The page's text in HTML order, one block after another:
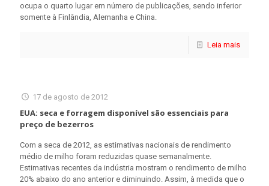
ocupa o quarto lugar em número de publicações, sendo inferior
somente à Finlândia, Alemanha e China.
Leia mais
17 de agosto de 2012
EUA: seca e forragem disponível são essenciais para
preço de bezerros
Com a seca de 2012, as estimativas nacionais de rendimento
médio de milho foram reduzidas quase semanalmente.
Estimativas recentes da indústria mostram o rendimento de milho
20% abaixo do ano anterior e diminuindo. Assim, à medida que o